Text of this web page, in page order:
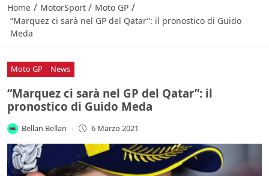
Home / MotorSport / Moto GP /
“Marquez ci sarà nel GP del Qatar”: il pronostico di Guido
Meda
Moto GP News
“Marquez ci sarà nel GP del Qatar”: il
pronostico di Guido Meda
Bellan Bellan - 6 Marzo 2021